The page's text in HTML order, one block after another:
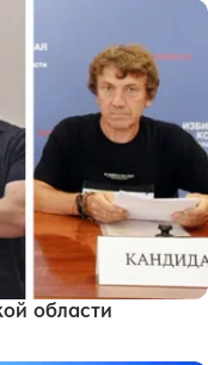
области